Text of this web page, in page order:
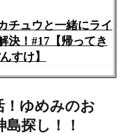
チュウと一緒にライ
決！#17【帰ってき
すけ】
！ゆめみのお
探し！！